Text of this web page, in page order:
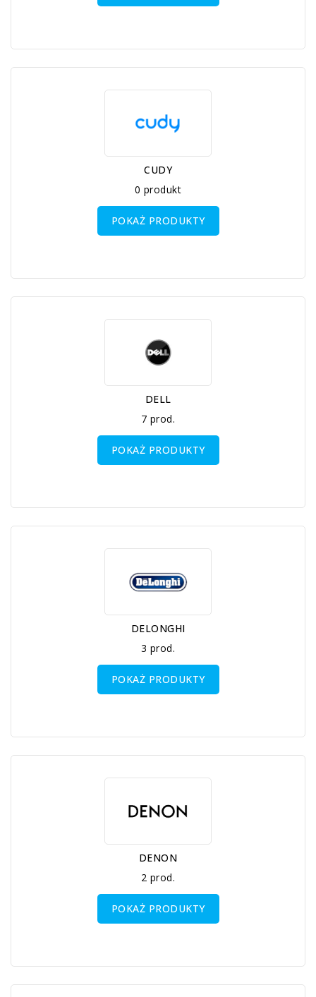
CUDY
0 produkt
POKAŻ PRODUKTY
DELL
7 prod.
POKAŻ PRODUKTY
DELONGHI
3 prod.
POKAŻ PRODUKTY
DENON
2 prod.
POKAŻ PRODUKTY